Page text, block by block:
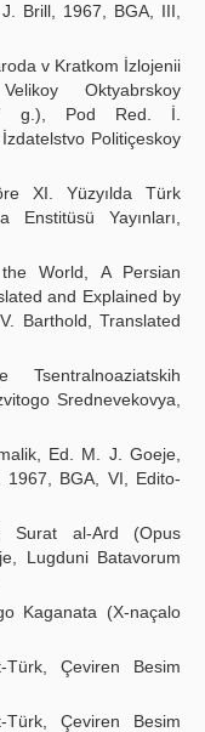
Brill, 1967, BGA, III,
v Kratkom İzlojenii
Oktyabrskoy
g.), Pod Red. İ.
Politiçeskoy
XI. Yüzyılda Türk
Enstitüsü Yayınları,
World, A Persian
and Explained by
Barthold, Translated
Srednevekovya,
Ed. M. J. Goeje,
BGA, VI, Edito-
Surat al-Ard (Opus
Lugduni Batavorum
Kaganata (X-naçalo
Türk, Çeviren Besim
Türk, Çeviren Besim